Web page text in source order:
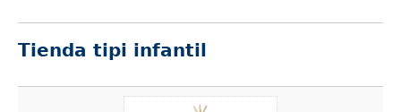
Tienda tipi infantil